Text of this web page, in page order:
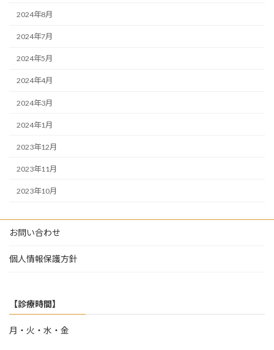
2024年8月
2024年7月
2024年5月
2024年4月
2024年3月
2024年1月
2023年12月
2023年11月
2023年10月
お問い合わせ
個人情報保護方針
【診療時間】
月・火・水・金